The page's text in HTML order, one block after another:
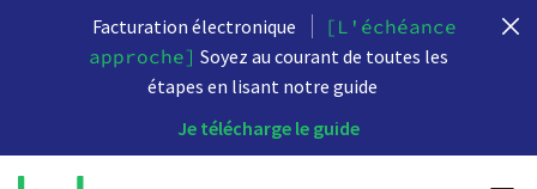
Facturation électronique
[L'échéance
approche] Soyez au courant de toutes les
étapes en lisant notre guide
Je télécharge le guide